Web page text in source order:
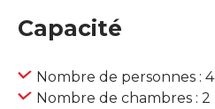
Capacité
Nombre de personnes : 4
Nombre de chambres : 2